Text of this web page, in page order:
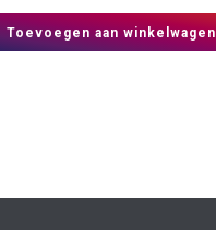
Toevoegen aan winkelwagen